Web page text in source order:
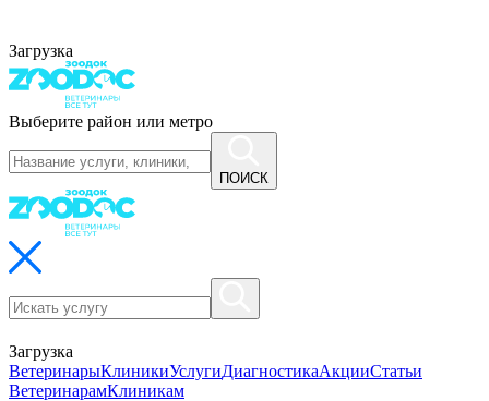
Загрузка
Выберите район или метро
ПОИСК
Загрузка
ВетеринарыКлиникиУслугиДиагностикаАкцииСтатьи
ВетеринарамКлиникам